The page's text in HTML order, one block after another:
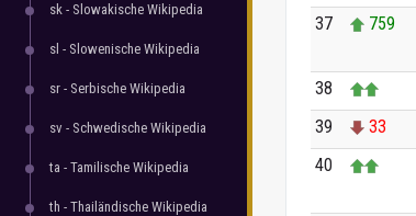
sk - Slowakische Wikipedia
sl - Slowenische Wikipedia
sr - Serbische Wikipedia
sv - Schwedische Wikipedia
ta - Tamilische Wikipedia
th - Thailändische Wikipedia
37
759
38
39
33
40